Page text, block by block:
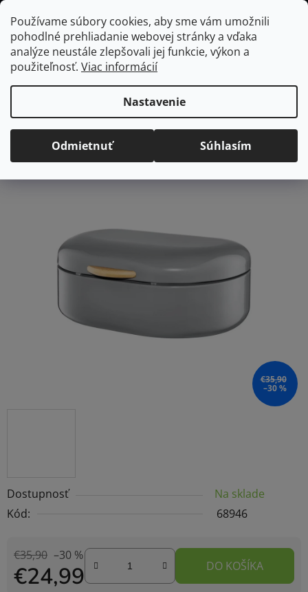
Používame súbory cookies, aby sme vám umožnili
pohodlné prehliadanie webovej stránky a vďaka
analýze neustále zlepšovali jej funkcie, výkon a
použiteľnosť. Viac informácií
Nastavenie
Odmietnuť Súhlasím
Prejsť
na
obsah
Hľadať
Domov
/ Kuchyňa / Skladovanie a organizácia potravín / Chlebník
AMBITION Olivier chlebník gray, 35 x 24 x 14,5 cm
Dostupnosť
Na sklade
Kód:
68946
€35,90 –30 %
€24,99 DO KOŠÍKA
AMBITION Olivier chlebník
gray, 35 x 24 x 14,5 cm
Priemerné
hodnotenie
hviezdičiek.
Neohodnotené
Podrobnosti hodnotenia
€35,90
–30 %